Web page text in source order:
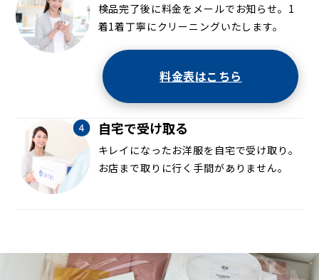
検品完了後に料金をメールでお知らせ。1
着1着丁寧にクリーニングいたします。
料金表はこちら
自宅で受け取る
キレイになったお洋服を自宅で受け取り。
お店まで取りに行く手間がありません。